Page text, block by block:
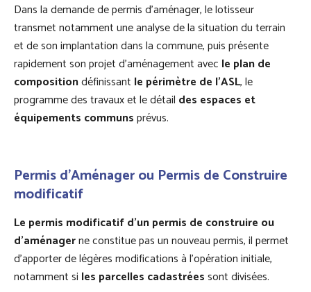
Dans la demande de permis d’aménager, le lotisseur
transmet notamment une analyse de la situation du terrain
et de son implantation dans la commune, puis présente
rapidement son projet d’aménagement avec le plan de
compositiondéfinissant le périmètre de l’ASL, le
programme des travaux et le détail des espaces et
équipements communsprévus.
Permis d'Aménager ou Permis de Construire
modificatif
Le permis modificatif d’un permis de construire ou
d’aménagerne constitue pas un nouveau permis, il permet
d’apporter de légères modifications à l’opération initiale,
notamment si les parcelles cadastréessont divisées.